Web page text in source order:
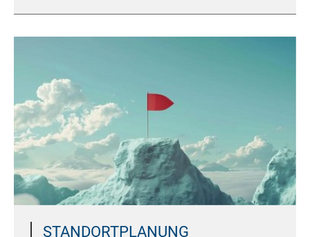
STANDORTPLANUNG